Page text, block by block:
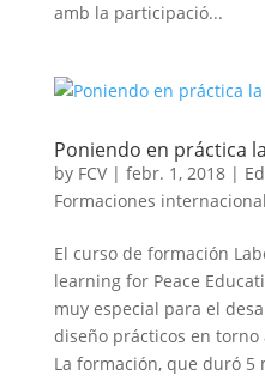
amb la participació...
Poniendo en práctica
by FCV| febr. 1, 2018|
Formaciones
El curso de formación
learning for Peace
muy especial para el
diseño prácticos en torno
La formación, que duró 5